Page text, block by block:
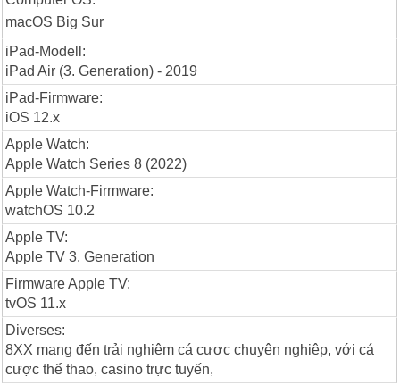
macOS Big Sur
iPad-Modell:
iPad Air (3. Generation) - 2019
iPad-Firmware:
iOS 12.x
Apple Watch:
Apple Watch Series 8 (2022)
Apple Watch-Firmware:
watchOS 10.2
Apple TV:
Apple TV 3. Generation
Firmware Apple TV:
tvOS 11.x
Diverses:
8XX mang đến trải nghiệm cá cược chuyên nghiệp, với cá
cược thể thao, casino trực tuyến,